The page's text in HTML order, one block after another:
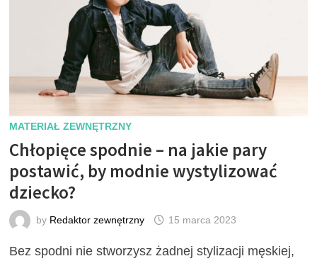
MATERIAŁ ZEWNĘTRZNY
Chłopięce spodnie – na jakie pary
postawić, by modnie wystylizować
dziecko?
by Redaktor zewnętrzny 15 marca 2023
Bez spodni nie stworzysz żadnej stylizacji męskiej,